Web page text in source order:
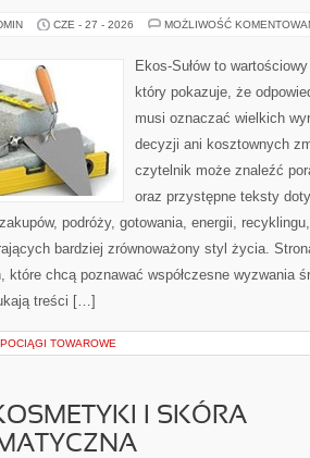
CZE - 27 - 2026 MOŻLIWOŚĆ
Ekos-Sułów to
który pokazuje, że
musi oznaczać wielkich
decyzji ani kosztownych
czytelnik może znaleźć
oraz przystępne teksty
podróży, gotowania, energii,
bardziej zrównoważony styl życia.
które chcą poznawać współczesne wyzwania
treści […]
POCIĄGI TOWAROWE
I SKÓRA